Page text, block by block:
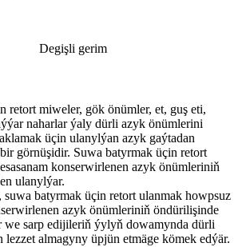
Degişli gerim
retort miweler, gök önümler, et, guş eti,
naharlar ýaly dürli azyk önümlerini
üçin ulanylýan azyk gaýtadan
görnüşidir. Suwa batyrmak üçin retort
konserwirlenen azyk önümleriniň
ulanylýar.
suwa batyrmak üçin retort ulanmak howpsuz
azyk önümleriniň öndürilişinde
we sarp edijileriň ýylyň dowamynda dürli
almagyny üpjün etmäge kömek edýär.